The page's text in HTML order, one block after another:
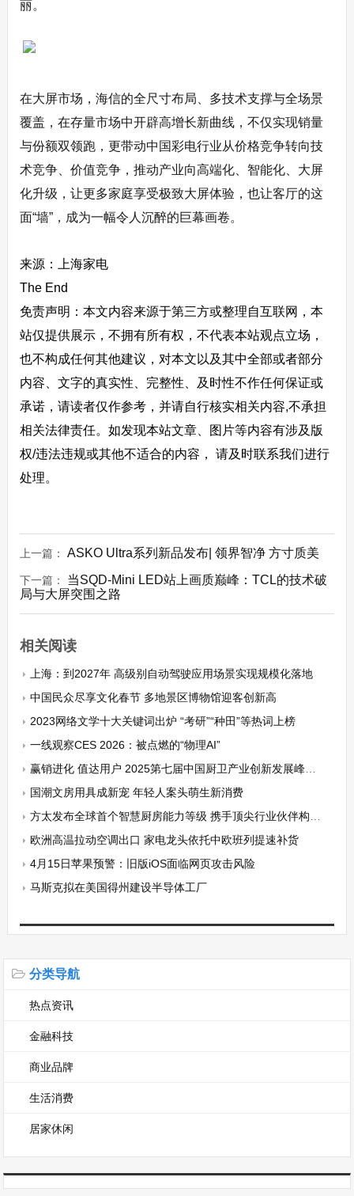
丽。
在大屏市场，海信的全尺寸布局、多技术支撑与全场景
覆盖，在存量市场中开辟高增长新曲线，不仅实现销量
与份额双领跑，更带动中国彩电行业从价格竞争转向技
术竞争、价值竞争，推动产业向高端化、智能化、大屏
化升级，让更多家庭享受极致大屏体验，也让客厅的这
面“墙”，成为一幅令人沉醉的巨幕画卷。
来源：上海家电
The End
免责声明：本文内容来源于第三方或整理自互联网，本
站仅提供展示，不拥有所有权，不代表本站观点立场，
也不构成任何其他建议，对本文以及其中全部或者部分
内容、文字的真实性、完整性、及时性不作任何保证或
承诺，请读者仅作参考，并请自行核实相关内容,不承担
相关法律责任。如发现本站文章、图片等内容有涉及版
权/违法违规或其他不适合的内容， 请及时联系我们进行
处理。
上一篇： ASKO Ultra系列新品发布| 领界智净 方寸质美
下一篇： 当SQD-Mini LED站上画质巅峰：TCL的技术破
局与大屏突围之路
相关阅读
上海：到2027年 高级别自动驾驶应用场景实现规模化落地
中国民众尽享文化春节 多地景区博物馆迎客创新高
2023网络文学十大关键词出炉 “考研”“种田”等热词上榜
一线观察CES 2026：被点燃的“物理AI”
赢销进化 值达用户 2025第七届中国厨卫产业创新发展峰会圆满落幕
国潮文房用具成新宠 年轻人案头萌生新消费
方太发布全球首个智慧厨房能力等级 携手顶尖行业伙伴构建开放生态
欧洲高温拉动空调出口 家电龙头依托中欧班列提速补货
4月15日苹果预警：旧版iOS面临网页攻击风险
马斯克拟在美国得州建设半导体工厂
分类导航
热点资讯
金融科技
商业品牌
生活消费
居家休闲